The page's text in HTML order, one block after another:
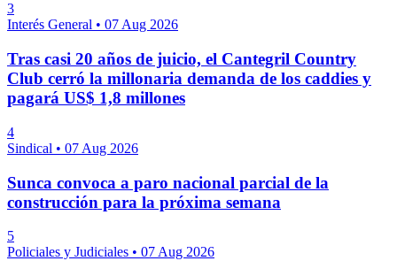
3
Interés General • 07 Aug 2026
Tras casi 20 años de juicio, el Cantegril Country
Club cerró la millonaria demanda de los caddies y
pagará US$ 1,8 millones
4
Sindical • 07 Aug 2026
Sunca convoca a paro nacional parcial de la
construcción para la próxima semana
5
Policiales y Judiciales • 07 Aug 2026